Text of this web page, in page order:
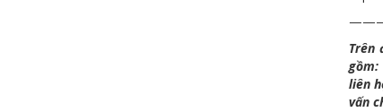
Trên
gồm:
liên
vấn